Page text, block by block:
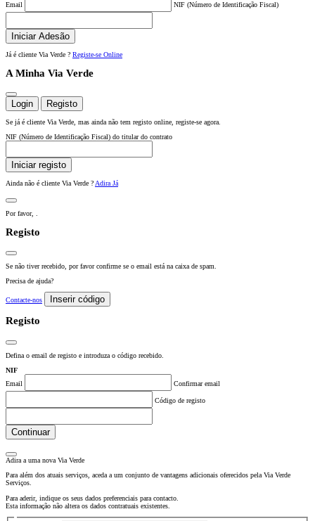
Email
NIF (Número de Identificação Fiscal)
Iniciar Adesão
Já é cliente Via Verde ? Registe-se Online
A Minha Via Verde
Login Registo
Se já é cliente Via Verde, mas ainda não tem registo online, registe-se agora.
NIF (Número de Identificação Fiscal) do titular do contrato
Iniciar registo
Ainda não é cliente Via Verde ? Adira Já
Por favor,
Registo
Se não tiver recebido, por favor confirme se o email está na caixa de spam.
Precisa de ajuda?
Contacte-nos Inserir código
Registo
Defina o email de registo e introduza o código recebido.
NIF
Email
Confirmar email
Código de registo
Continuar
Adira a uma novaVia Verde
Para além dos atuais serviços, aceda a um conjunto de vantagens adicionais oferecidos pela Via Verde
Serviços.
Para aderir, indique os seus dados preferenciais para contacto.
Esta informação não altera os dados contratuais existentes.